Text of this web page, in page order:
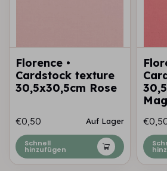
Florence •
Cardstock texture
30,5x30,5cm Rose
€0,50 Auf Lager
Schnell
hinzufügen